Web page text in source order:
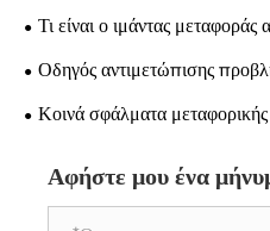
Τι είναι ο ιμάντας
Οδηγός αντιμετώπισης
από χάλυβα
Κοινά σφάλματα μεταφορικής
Αφήστε μου ένα